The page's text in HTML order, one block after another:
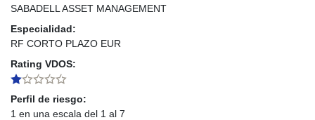
SABADELL ASSET MANAGEMENT
Especialidad:
RF CORTO PLAZO EUR
Rating VDOS:
Perfil de riesgo:
1 en una escala del 1 al 7